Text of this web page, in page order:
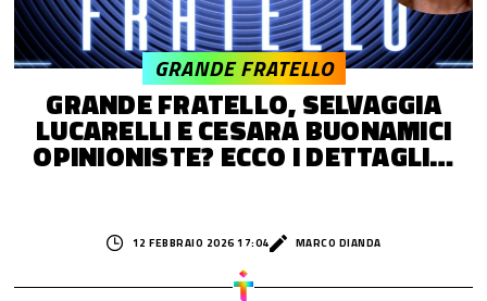
GRANDE FRATELLO, SELVAGGIA
LUCARELLI E CESARA BUONAMICI
OPINIONISTE? ECCO I DETTAGLI…
GRANDE FRATELLO
12 FEBBRAIO 2026 17:04 MARCO DIANDA